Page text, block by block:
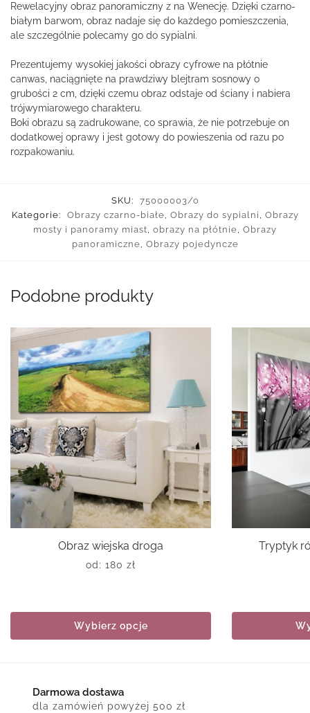
Rewelacyjny obraz panoramiczny z na Wenecję. Dzięki czarno-
białym barwom, obraz nadaje się do każdego pomieszczenia,
ale szczególnie polecamy go do sypialni.
Prezentujemy wysokiej jakości obrazy cyfrowe na płótnie
canwas, naciągnięte na prawdziwy blejtram sosnowy o
grubości 2 cm, dzięki czemu obraz odstaje od ściany i nabiera
trójwymiarowego charakteru.
Boki obrazu są zadrukowane, co sprawia, że nie potrzebuje on
dodatkowej oprawy i jest gotowy do powieszenia od razu po
rozpakowaniu.
SKU:
75000003/o
Kategorie:
Obrazy czarno-białe, Obrazy do sypialni , Obrazy
mosty i panoramy miast, obrazy na płótnie, Obrazy
panoramiczne, Obrazy pojedyncze
Podobne produkty
Obraz wiejska droga
od: 180 zł
Wybierz opcje
Tryptyk
Darmowa dostawa
dla zamówień powyżej 500 zł